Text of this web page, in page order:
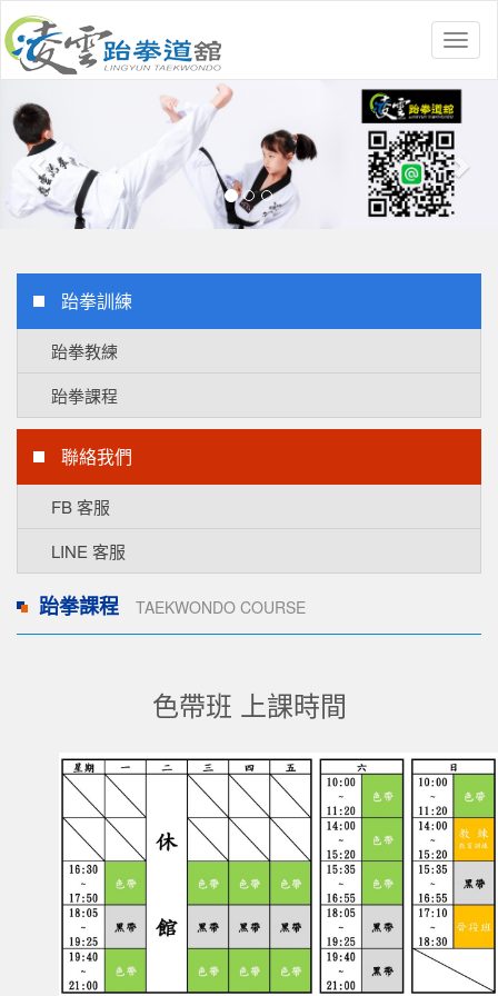
跆拳訓練
跆拳教練
跆拳課程
聯絡我們
FB 客服
LINE 客服
跆拳課程 TAEKWONDO COURSE
色帶班 上課時間